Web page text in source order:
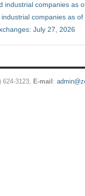
industrial companies as
companies as
July 27, 2026
624-3123, E-mail :